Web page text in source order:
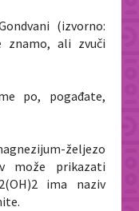
(izvorno:
znamo, ali zvuči
po, pogađate,
željezo
može prikazati
(OH)2 ima naziv